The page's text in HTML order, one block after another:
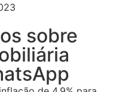
sobre